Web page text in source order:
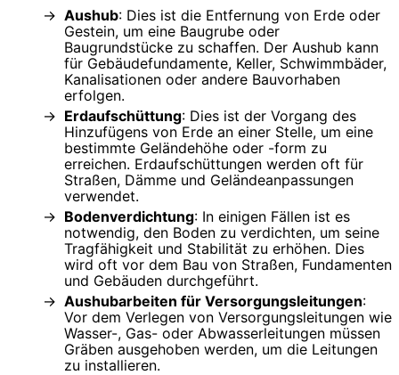
Aushub: Dies ist die Entfernung von Erde oder
Gestein, um eine Baugrube oder
Baugrundstücke zu schaffen. Der Aushub kann
für Gebäudefundamente, Keller, Schwimmbäder,
Kanalisationen oder andere Bauvorhaben
erfolgen.
Erdaufschüttung: Dies ist der Vorgang des
Hinzufügens von Erde an einer Stelle, um eine
bestimmte Geländehöhe oder -form zu
erreichen. Erdaufschüttungen werden oft für
Straßen, Dämme und Geländeanpassungen
verwendet.
Bodenverdichtung: In einigen Fällen ist es
notwendig, den Boden zu verdichten, um seine
Tragfähigkeit und Stabilität zu erhöhen. Dies
wird oft vor dem Bau von Straßen, Fundamenten
und Gebäuden durchgeführt.
Aushubarbeiten für Versorgungsleitungen:
Vor dem Verlegen von Versorgungsleitungen wie
Wasser-, Gas- oder Abwasserleitungen müssen
Gräben ausgehoben werden, um die Leitungen
zu installieren.